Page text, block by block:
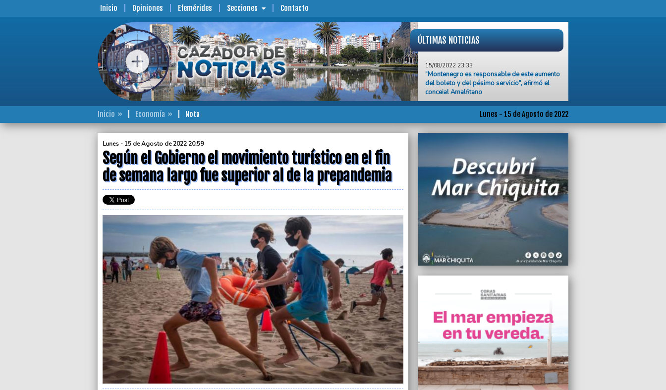
Inicio Opiniones Efemérides Secciones Contacto
ÚLTIMAS NOTICIAS
“Montenegro es responsable de este aumento
del boleto y del pésimo servicio”, afirmó el
concejal Amalfitano
15/08/2022 20:59
Según el Gobierno el movimiento turístico en
el fin de semana largo fue superior al de la
prepandemia
romper Juntos por el Cambio
15/08/2022 13:45
El Renaper dispuso un nuevo sistema de
turnos para tramitar DNI y pasaporte
15/08/2022 13:09
En medio del paro, un tren parte de Mar del
Plata para garantizar la vuelta de los turistas
15/08/2022 12:31
Aprehendieron a un sujeto que intentó robar
en una iglesia
Detuvieron a un ex jugador de River Plate en
15/08/2022 10:09
Confirmaron 11 nuevos casos de coronavirus
en General Pueyrredon
15/08/2022 10:09
La tormenta del domingo afectó el suministro
eléctrico de 10 barrios de Mar del Plata
Lunes - 15 de Agosto de 2022
Inicio Economía Nota
Lunes - 15 de Agosto de 2022 20:59
Según el Gobierno el movimiento turístico en el fin
de semana largo fue superior al de la prepandemia